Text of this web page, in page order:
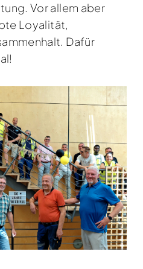
Vor allem aber
Loyalität,
Dafür